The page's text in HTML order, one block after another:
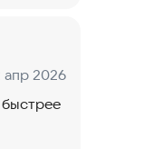
апр 2026